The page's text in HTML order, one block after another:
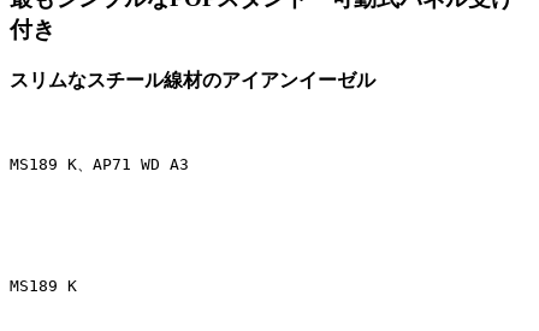
付き
スリムなスチール線材のアイアンイーゼル
MS189 K、AP71 WD A3
MS189 K